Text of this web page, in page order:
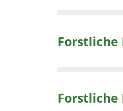
Forstliche